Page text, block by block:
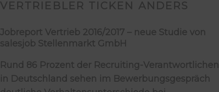
VERTRIEBLER TICKEN ANDERS
Jobreport Vertrieb 2016/2017 – neue Studie von
salesjob Stellenmarkt GmbH
Rund 86 Prozent der Recruiting-Verantwortlichen
in Deutschland sehen im Bewerbungsgespräch